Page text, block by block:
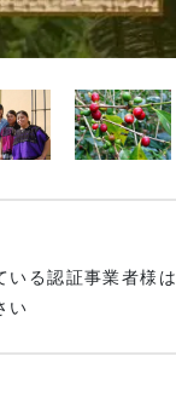
いる認証事業者様は
い